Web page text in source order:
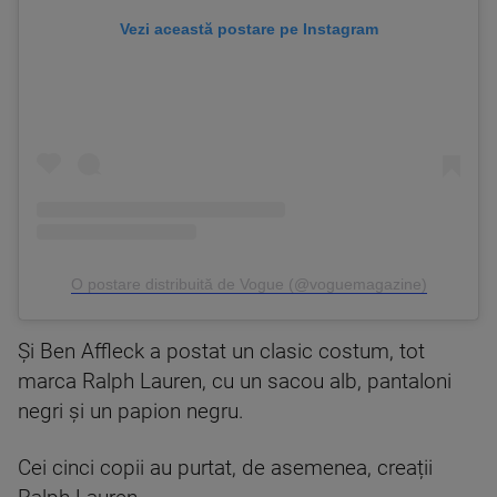
Vezi această postare pe Instagram
O postare distribuită de Vogue (@voguemagazine)
Și Ben Affleck a postat un clasic costum, tot
marca Ralph Lauren, cu un sacou alb, pantaloni
negri și un papion negru.
Cei cinci copii au purtat, de asemenea, creații